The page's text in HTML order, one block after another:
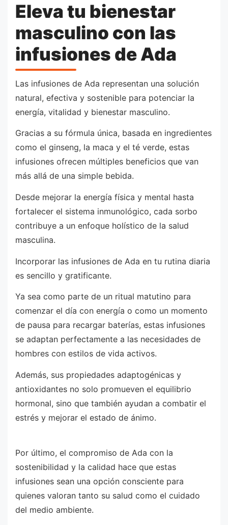
Eleva tu bienestar
masculino con las
infusiones de Ada
Las infusiones de Ada representan una solución
natural, efectiva y sostenible para potenciar la
energía, vitalidad y bienestar masculino.
Gracias a su fórmula única, basada en ingredientes
como el ginseng, la maca y el té verde, estas
infusiones ofrecen múltiples beneficios que van
más allá de una simple bebida.
Desde mejorar la energía física y mental hasta
fortalecer el sistema inmunológico, cada sorbo
contribuye a un enfoque holístico de la salud
masculina.
Incorporar las infusiones de Ada en tu rutina diaria
es sencillo y gratificante.
Ya sea como parte de un ritual matutino para
comenzar el día con energía o como un momento
de pausa para recargar baterías, estas infusiones
se adaptan perfectamente a las necesidades de
hombres con estilos de vida activos.
Además, sus propiedades adaptogénicas y
antioxidantes no solo promueven el equilibrio
hormonal, sino que también ayudan a combatir el
estrés y mejorar el estado de ánimo.
Por último, el compromiso de Ada con la
sostenibilidad y la calidad hace que estas
infusiones sean una opción consciente para
quienes valoran tanto su salud como el cuidado
del medio ambiente.